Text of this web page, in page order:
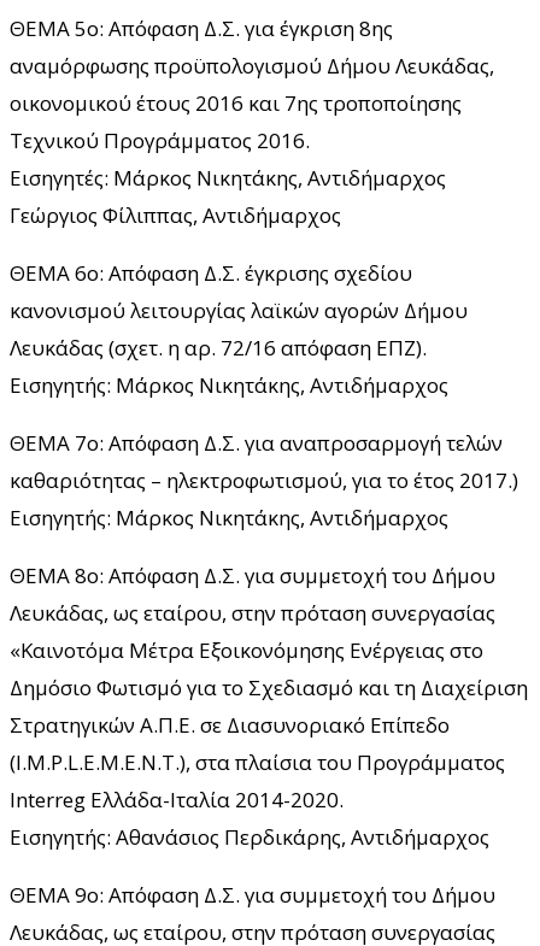
ΘΕΜΑ 5ο: Απόφαση Δ.Σ. για έγκριση 8ης
αναμόρφωσης προϋπολογισμού Δήμου Λευκάδας,
οικονομικού έτους 2016 και 7ης τροποποίησης
Τεχνικού Προγράμματος 2016.
Εισηγητές: Μάρκος Νικητάκης, Αντιδήμαρχος
Γεώργιος Φίλιππας, Αντιδήμαρχος
ΘΕΜΑ 6ο: Απόφαση Δ.Σ. έγκρισης σχεδίου
κανονισμού λειτουργίας λαϊκών αγορών Δήμου
Λευκάδας (σχετ. η αρ. 72/16 απόφαση ΕΠΖ).
Εισηγητής: Μάρκος Νικητάκης, Αντιδήμαρχος
ΘΕΜΑ 7ο: Απόφαση Δ.Σ. για αναπροσαρμογή τελών
καθαριότητας – ηλεκτροφωτισμού, για το έτος 2017.)
Εισηγητής: Μάρκος Νικητάκης, Αντιδήμαρχος
ΘΕΜΑ 8ο: Απόφαση Δ.Σ. για συμμετοχή του Δήμου
Λευκάδας, ως εταίρου, στην πρόταση συνεργασίας
«Καινοτόμα Μέτρα Εξοικονόμησης Ενέργειας στο
Δημόσιο Φωτισμό για το Σχεδιασμό και τη Διαχείριση
Στρατηγικών Α.Π.Ε. σε Διασυνοριακό Επίπεδο
(I.M.P.L.E.M.E.N.T.), στα πλαίσια του Προγράμματος
Interreg Ελλάδα-Ιταλία 2014-2020.
Εισηγητής: Αθανάσιος Περδικάρης, Αντιδήμαρχος
ΘΕΜΑ 9ο: Απόφαση Δ.Σ. για συμμετοχή του Δήμου
Λευκάδας, ως εταίρου, στην πρόταση συνεργασίας